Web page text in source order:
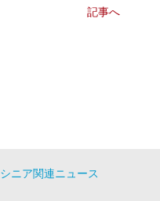
記事へ
シニア関連ニュース